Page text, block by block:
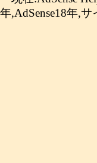
年,AdSense18年,